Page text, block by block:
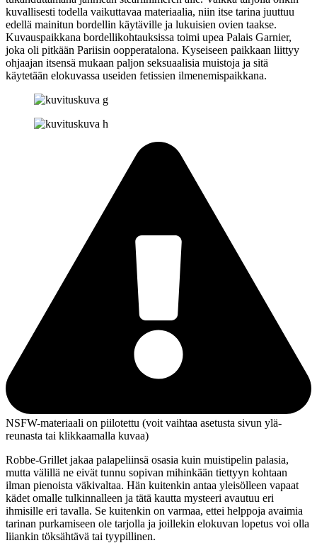
kuvallisesti todella vaikuttavaa materiaalia, niin itse tarina juuttuu
edellä mainitun bordellin käytäville ja lukuisien ovien taakse.
Kuvauspaikkana bordellikohtauksissa toimi upea Palais Garnier,
joka oli pitkään Pariisin oopperatalona. Kyseiseen paikkaan liittyy
ohjaajan itsensä mukaan paljon seksuaalisia muistoja ja sitä
käytetään elokuvassa useiden fetissien ilmenemispaikkana.
NSFW-materiaali on piilotettu (voit vaihtaa asetusta sivun ylä­
reunasta tai klikkaamalla kuvaa)
Robbe-Grillet jakaa palapeliinsä osasia kuin muistipelin palasia,
mutta välillä ne eivät tunnu sopivan mihinkään tiettyyn kohtaan
ilman pienoista väkivaltaa. Hän kuitenkin antaa yleisölleen vapaat
kädet omalle tulkinnalleen ja tätä kautta mysteeri avautuu eri
ihmisille eri tavalla. Se kuitenkin on varmaa, ettei helppoja avaimia
tarinan purkamiseen ole tarjolla ja joillekin elokuvan lopetus voi olla
liiankin töksähtävä tai tyypillinen.